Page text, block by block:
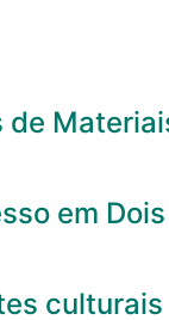
em
culturais